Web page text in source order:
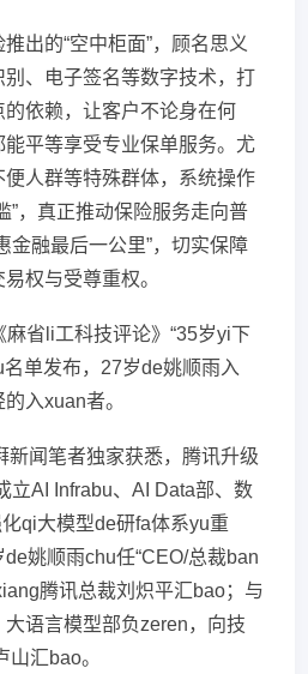
出的“空中柜面”，顾名思义
、电子签名等数字技术，打
依赖，让客户不论身在何
平等享受专业保单服务。尤
人群等特殊群体，系统操作
”，真正推动保险服务走向普
金融最后一公里”，切实保障
权与受尊重权。
省li工科技评论》“35岁yi下
单发布，27岁de姚顺雨入
入xuan者。
新闻笔者独家获悉，腾讯升级
立AI Infrabu、AI Data部、数
qi大模型de研fa体系yu重
姚顺雨chu任“CEO/总裁ban
腾讯总裁刘炽平汇bao；与
语言模型部负zeren，向技
汇bao。